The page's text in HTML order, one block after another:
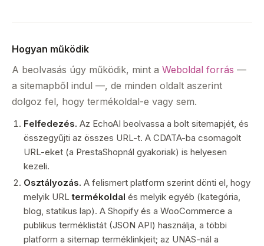
Hogyan működik
A beolvasás úgy működik, mint a Weboldal forrás —
a sitemapből indul —, de minden oldalt aszerint
dolgoz fel, hogy termékoldal-e vagy sem.
Felfedezés. Az EchoAI beolvassa a bolt sitemapjét, és
összegyűjti az összes URL-t. A CDATA-ba csomagolt
URL-eket (a PrestaShopnál gyakoriak) is helyesen
kezeli.
Osztályozás. A felismert platform szerint dönti el, hogy
melyik URLtermékoldal és melyik egyéb (kategória,
blog, statikus lap). A Shopify és a WooCommerce a
publikus terméklistát (JSON API) használja, a többi
platform a sitemap terméklinkjeit; az UNAS-nál a